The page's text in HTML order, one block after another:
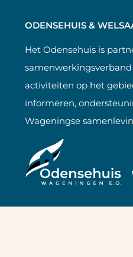
ODENSEHUIS &
Het Odensehuis is
activiteiten op het
informeren,
Wageningse